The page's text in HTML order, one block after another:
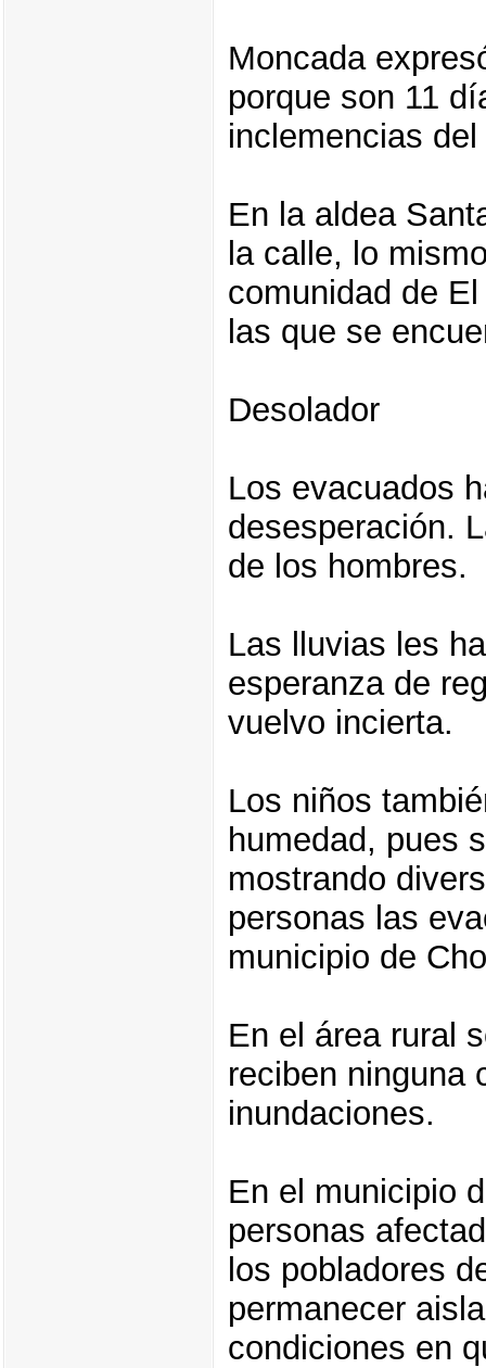
Moncada
porque son 11
inclemencias
En la aldea
la calle, lo
comunidad de
las que se
Desolador
Los evacuados
desesperación.
de los hombres.
Las lluvias les
esperanza de
vuelvo incierta.
Los niños
humedad, pues
mostrando
personas las
municipio de
En el área rural
reciben ninguna
inundaciones.
En el municipio
personas
los pobladores
permanecer
condiciones en